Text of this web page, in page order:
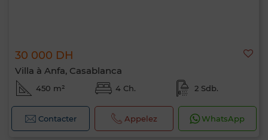
30 000 DH
Villa à Anfa, Casablanca
450 m² 4 Ch. 2 Sdb.
Contacter Appelez WhatsApp